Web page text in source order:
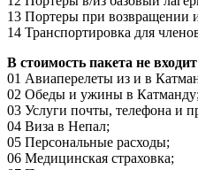
13 Портеры при возвращении
14 Транспортировка для
В стоимость пакета не
01 Авиаперелеты из и в
02 Обеды и ужины в Катманду;
03 Услуги почты, телефона и
04 Виза в Непал;
05 Персональные расходы;
06 Медицинская страховка;